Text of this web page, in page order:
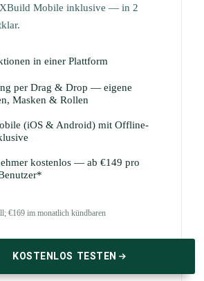
Mobile inklusive — in 2
in einer Plattform
per Drag & Drop — eigene
Masken & Rollen
(iOS & Android) mit Offline-
kostenlos — ab €149 pro
€169 im monatlich kündbaren
KOSTENLOS TESTEN